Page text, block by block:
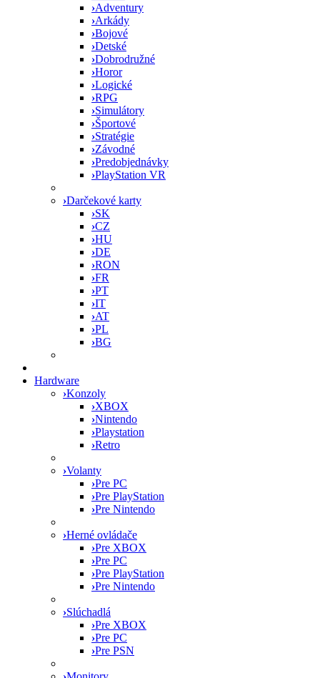
›Adventury
›Arkády
›Bojové
›Detské
›Dobrodružné
›Horor
›Logické
›RPG
›Simulátory
›Športové
›Stratégie
›Závodné
›Predobjednávky
›PlayStation VR
›Darčekové karty
›SK
›CZ
›HU
›DE
›RON
›FR
›PT
›IT
›AT
›PL
›BG
Hardware
›Konzoly
›XBOX
›Nintendo
›Playstation
›Retro
›Volanty
›Pre PC
›Pre PlayStation
›Pre Nintendo
›Herné ovládače
›Pre XBOX
›Pre PC
›Pre PlayStation
›Pre Nintendo
›Slúchadlá
›Pre XBOX
›Pre PC
›Pre PSN